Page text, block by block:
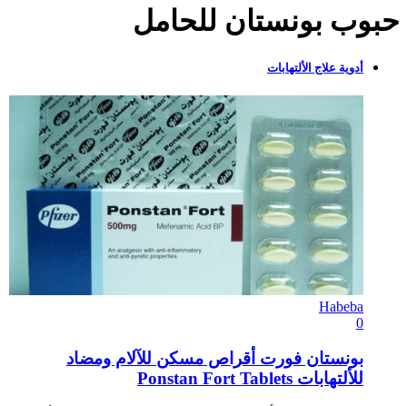
حبوب بونستان للحامل
أدوية علاج الألتهابات
Habeba
0
بونستان فورت أقراص مسكن للآلام ومضاد
للألتهابات Ponstan Fort Tablets